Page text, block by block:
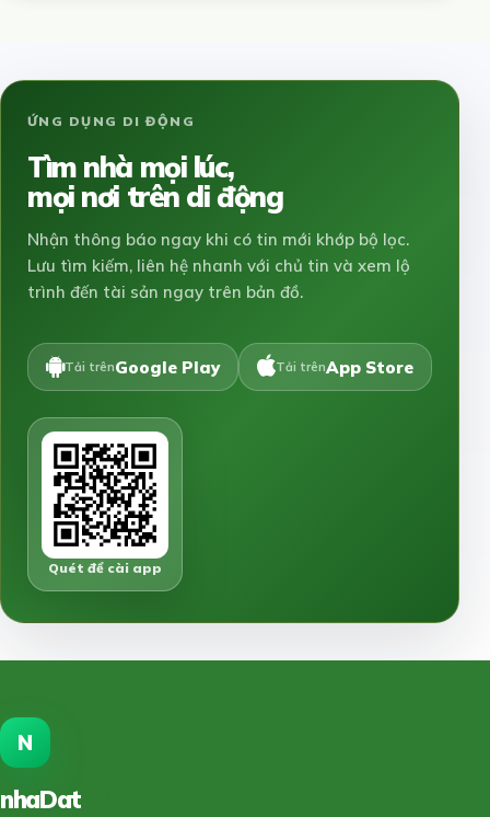
ỨNG DỤNG DI ĐỘNG
Tìm nhà mọi lúc,
mọi nơi trên di động
Nhận thông báo ngay khi có tin mới khớp bộ lọc.
Lưu tìm kiếm, liên hệ nhanh với chủ tin và xem lộ
trình đến tài sản ngay trên bản đồ.
Tải trênGoogle Play Tải trênApp Store
Quét để cài app
N
nhaDat